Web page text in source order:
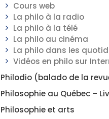
Cours web
La philo à la radio
La philo à la télé
La philo au cinéma
La philo dans les
Vidéos en philo sur
Philodio (balado de la
Philosophie au Québec –
Philosophie et arts